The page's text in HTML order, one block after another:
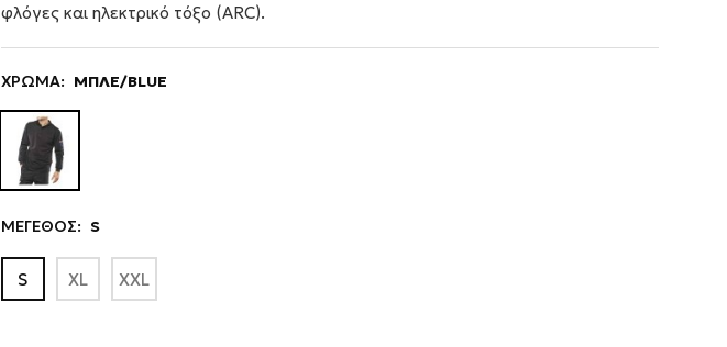
φλόγες και ηλεκτρικό τόξο (ARC).
ΧΡΩΜΑ: ΜΠΛΕ/BLUE
ΜΕΓΕΘΟΣ: S
S XL XXL